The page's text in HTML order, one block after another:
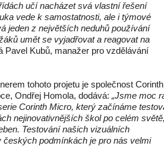
učí nacházet svá vlastní řešení
vede k samostatnosti, ale i týmové
jeden z největších neduhů používání
umět se vyjadřovat a reagovat na
Pavel Kubů, manažer pro vzdělávání
tohoto projetu je společnost Corinth
Ondřej Homola, dodává: „Jsme moc
Corinth Micro, který začínáme
nejinovativnějších škol po celém
Testování našich vizuálních
podmínkách je pro nás velmi